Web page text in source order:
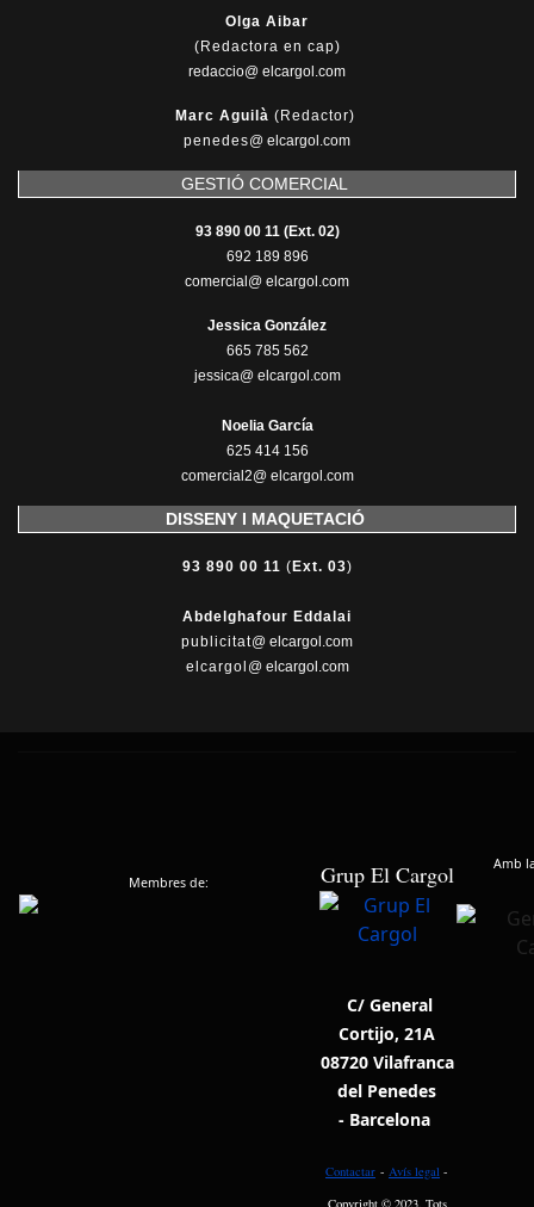
Olga Aibar
(Redactora en cap)
redaccio@ elcargol.com
Marc Aguilà (Redactor)
penedes@ elcargol.com
GESTIÓ COMERCIAL
93 890 00 11 (Ext. 02)
692 189 896
comercial@ elcargol.com
Jessica González
665 785 562
jessica@ elcargol.com
Noelia García
625 414 156
comercial2@ elcargol.com
DISSENY I MAQUETACIÓ
93 890 00 11 ( Ext. 03)
Abdelghafour Eddalai
publicitat@ elcargol.com
elcargol @ elcargol.com
Membres de: Grup El Cargol Amb
C/ General
Cortijo, 21A
08720 Vilafranca
del Penedes
- Barcelona
Contactar - Avís legal -
Copyright © 2023. Tots